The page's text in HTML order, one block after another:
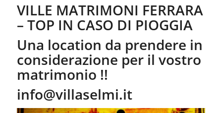
VILLE MATRIMONI FERRARA
– TOP IN CASO DI PIOGGIA
Una location da prendere in
considerazione per il vostro
matrimonio !!
info@villaselmi.it